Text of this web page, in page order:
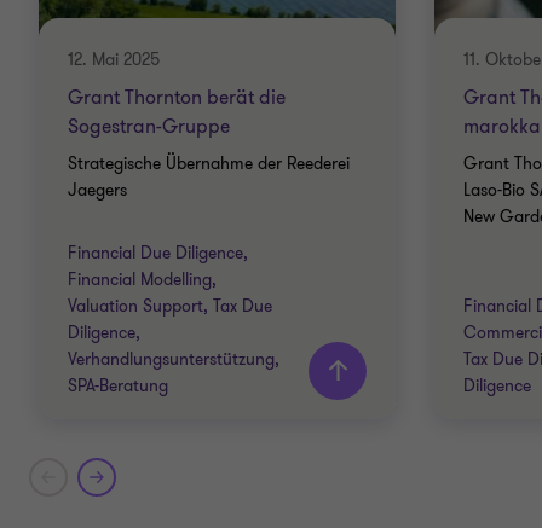
12. Mai 2025
Grant Thornton berät die
Sogestran-Gruppe
Strategische Übernahme der Reederei
Jaegers
Financial Due Diligence,
Financial Modelling,
Valuation Support, Tax Due
Diligence,
Verhandlungsunterstützung,
SPA-Beratung
Grant Thornton team
11.
Grant
Grant
Laso-Bio
New
Financial
Tax Due
Diligence